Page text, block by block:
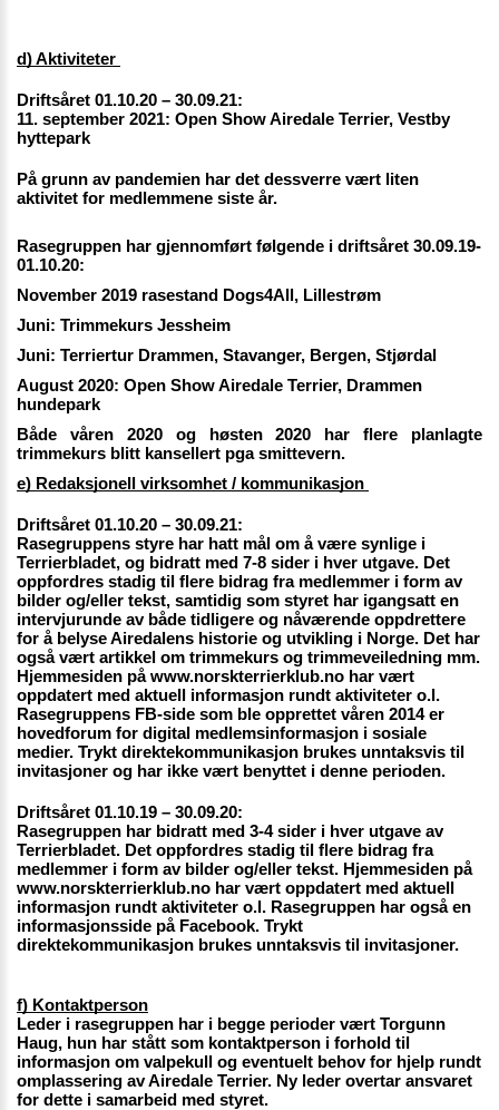
d) Aktiviteter
Driftsåret 01.10.20 – 30.09.21:
11. september 2021: Open Show Airedale Terrier, Vestby
hyttepark
På grunn av pandemien har det dessverre vært liten
aktivitet for medlemmene siste år.
Rasegruppen har gjennomført følgende i driftsåret 30.09.19-
01.10.20:
November 2019 rasestand Dogs4All, Lillestrøm
Juni: Trimmekurs Jessheim
Juni: Terriertur Drammen, Stavanger, Bergen, Stjørdal
August 2020: Open Show Airedale Terrier, Drammen
hundepark
Både våren 2020 og høsten 2020 har flere planlagte
trimmekurs blitt kansellert pga smittevern.
e) Redaksjonell virksomhet / kommunikasjon
Driftsåret 01.10.20 – 30.09.21:
Rasegruppens styre har hatt mål om å være synlige i
Terrierbladet, og bidratt med 7-8 sider i hver utgave. Det
oppfordres stadig til flere bidrag fra medlemmer i form av
bilder og/eller tekst, samtidig som styret har igangsatt en
intervjurunde av både tidligere og nåværende oppdrettere
for å belyse Airedalens historie og utvikling i Norge. Det har
også vært artikkel om trimmekurs og trimmeveiledning mm.
Hjemmesiden på www.norskterrierklub.no har vært
oppdatert med aktuell informasjon rundt aktiviteter o.l.
Rasegruppens FB-side som ble opprettet våren 2014 er
hovedforum for digital medlemsinformasjon i sosiale
medier. Trykt direktekommunikasjon brukes unntaksvis til
invitasjoner og har ikke vært benyttet i denne perioden.
Driftsåret 01.10.19 – 30.09.20:
Rasegruppen har bidratt med 3-4 sider i hver utgave av
Terrierbladet. Det oppfordres stadig til flere bidrag fra
medlemmer i form av bilder og/eller tekst. Hjemmesiden på
www.norskterrierklub.no har vært oppdatert med aktuell
informasjon rundt aktiviteter o.l. Rasegruppen har også en
informasjonsside på Facebook. Trykt
direktekommunikasjon brukes unntaksvis til invitasjoner.
f) Kontaktperson
Leder i rasegruppen har i begge perioder vært Torgunn
Haug, hun har stått som kontaktperson i forhold til
informasjon om valpekull og eventuelt behov for hjelp rundt
omplassering av Airedale Terrier. Ny leder overtar ansvaret
for dette i samarbeid med styret.